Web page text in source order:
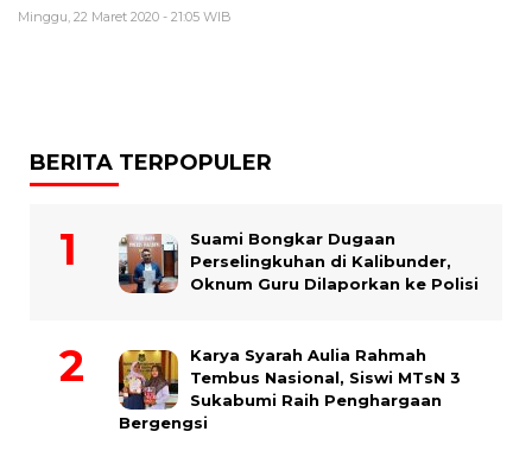
Minggu, 22 Maret 2020 - 21:05 WIB
BERITA TERPOPULER
Suami Bongkar Dugaan
Perselingkuhan di Kalibunder,
Oknum Guru Dilaporkan ke Polisi
Karya Syarah Aulia Rahmah
Tembus Nasional, Siswi MTsN 3
Sukabumi Raih Penghargaan
Bergengsi